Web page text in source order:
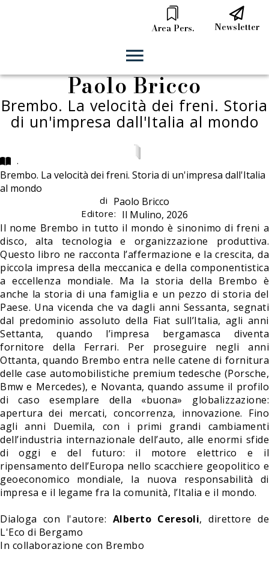
Area Pers. Newsletter
Paolo Bricco
Brembo. La velocità dei freni. Storia
di un'impresa dall'Italia al mondo
.
Brembo. La velocità dei freni. Storia di un'impresa dall'Italia
al mondo
di Paolo Bricco
Editore: Il Mulino, 2026
Il nome Brembo in tutto il mondo è sinonimo di freni a
disco, alta tecnologia e organizzazione produttiva.
Questo libro ne racconta l’affermazione e la crescita, da
piccola impresa della meccanica e della componentistica
a eccellenza mondiale. Ma la storia della Brembo è
anche la storia di una famiglia e un pezzo di storia del
Paese. Una vicenda che va dagli anni Sessanta, segnati
dal predominio assoluto della Fiat sull’Italia, agli anni
Settanta, quando l’impresa bergamasca diventa
fornitore della Ferrari. Per proseguire negli anni
Ottanta, quando Brembo entra nelle catene di fornitura
delle case automobilistiche premium tedesche (Porsche,
Bmw e Mercedes), e Novanta, quando assume il profilo
di caso esemplare della «buona» globalizzazione:
apertura dei mercati, concorrenza, innovazione. Fino
agli anni Duemila, con i primi grandi cambiamenti
dell’industria internazionale dell’auto, alle enormi sfide
di oggi e del futuro: il motore elettrico e il
ripensamento dell’Europa nello scacchiere geopolitico e
geoeconomico mondiale, la nuova responsabilità di
impresa e il legame fra la comunità, l’Italia e il mondo.
Dialoga con l'autore: Alberto Ceresoli, direttore de
L'Eco di Bergamo
In collaborazione con Brembo